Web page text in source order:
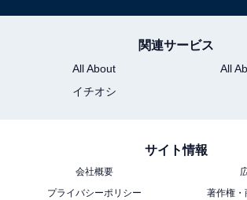
県）」「美味しくて映えるが、やはり値
つも思う（20歳男性／広島県）」などの
ドリンクは大きいサイズしかない上に高
性／東京都）」「カスタムすると一杯
ので、美味しくしようとすると高くなる
関連サービス
All About
All
イチオシ
サイト情報
会社概要
プライバシーポリシー
著作権・